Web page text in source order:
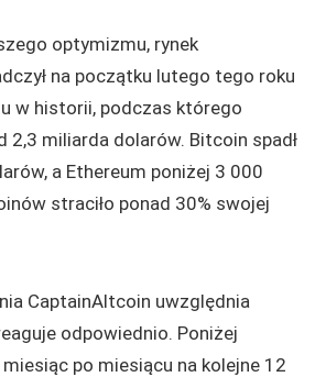
optymizmu, rynek
na początku lutego tego roku
w historii, podczas którego
2,3 miliarda dolarów. Bitcoin spadł
a Ethereum poniżej 3 000
straciło ponad 30% swojej
CaptainAltcoin uwzględnia
odpowiednio. Poniżej
po miesiącu na kolejne 12